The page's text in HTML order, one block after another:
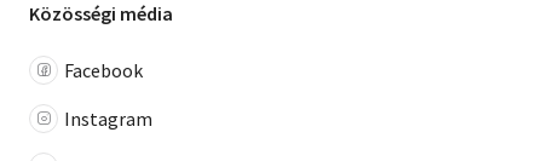
Közösségi média
Facebook
Instagram